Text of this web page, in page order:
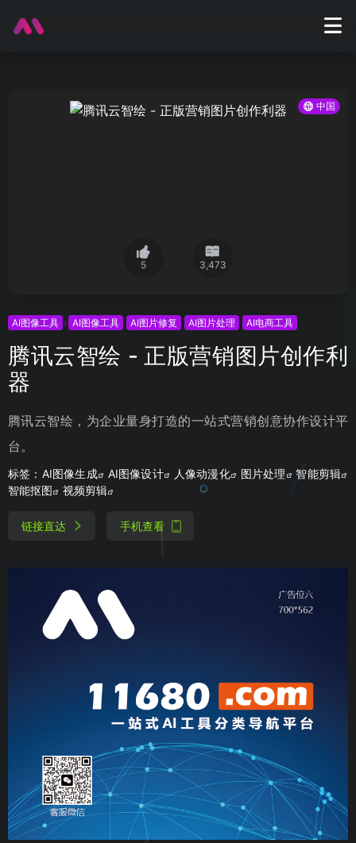
中国
5 3,473
AI图像工具 AI图像工具 AI图片修复 AI图片处理 AI电商工具
腾讯云智绘 - 正版营销图片创作利
器
腾讯云智绘，为企业量身打造的一站式营销创意协作设计平
台。
标签： AI图像生成 AI图像设计 人像动漫化 图片处理
智能剪辑
智能抠图
视频剪辑
链接直达 手机查看